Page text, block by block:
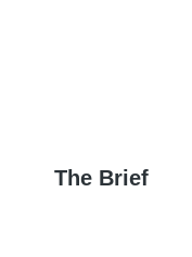
The Brief